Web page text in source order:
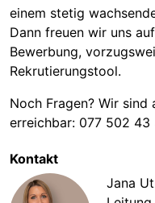
einem stetig
Dann freuen wir uns
Bewerbung,
Rekrutierungstool.
Noch Fragen? Wir
erreichbar: 077 502 43
Kontakt
Jana